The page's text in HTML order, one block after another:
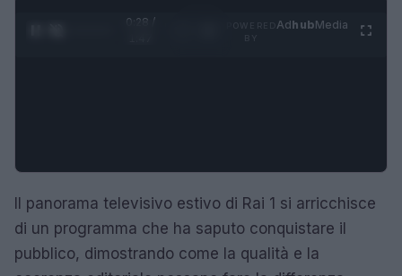
0:29 /
AdhubMedia
Il panorama televisivo estivo di Rai 1 si arricchisce
di un programma che ha saputo conquistare il
pubblico, dimostrando come la qualità e la